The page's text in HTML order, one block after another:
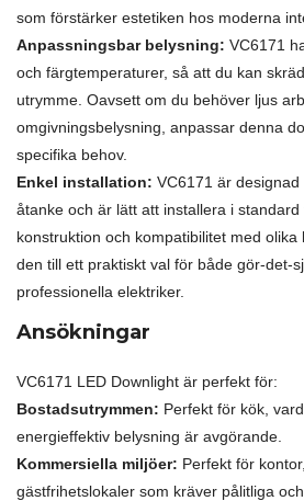
som förstärker estetiken hos moderna
Anpassningsbar belysning: VC6171
och färgtemperaturer, så att du kan
utrymme. Oavsett om du behöver ljus
omgivningsbelysning, anpassar denna
specifika behov.
Enkel installation: VC6171 är
åtanke och är lätt att installera i
konstruktion och kompatibilitet med
den till ett praktiskt val för både gör-det-
professionella elektriker.
Ansökningar
VC6171 LED Downlight är perfekt för:
Bostadsutrymmen: Perfekt för kök,
energieffektiv belysning är avgörande.
Kommersiella miljöer: Perfekt för
gästfrihetslokaler som kräver pålitliga